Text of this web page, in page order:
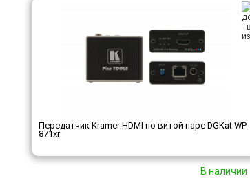
Передатчик Kramer HDMI по витой паре DGKat WP-
871xr
В наличии